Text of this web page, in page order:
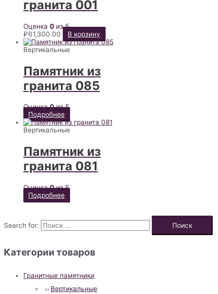
гранита 001
Оценка 0 из 5
₽61,300.00
В корзину
Вертикальные
Памятник из
гранита 085
Оценка0из 5
Подробнее
Вертикальные
Памятник из
гранита 081
Оценка0из 5
Подробнее
Search for:
Категории товаров
Гранитные памятники
Вертикальные